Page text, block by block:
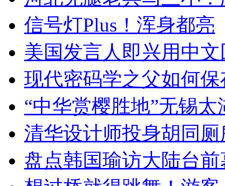
信号灯Plus！浑身都亮
美国发言人即兴用中
现代密码学之父如何
“中华赏樱胜地”无锡
清华设计师投身胡同
盘点韩国瑜访大陆台